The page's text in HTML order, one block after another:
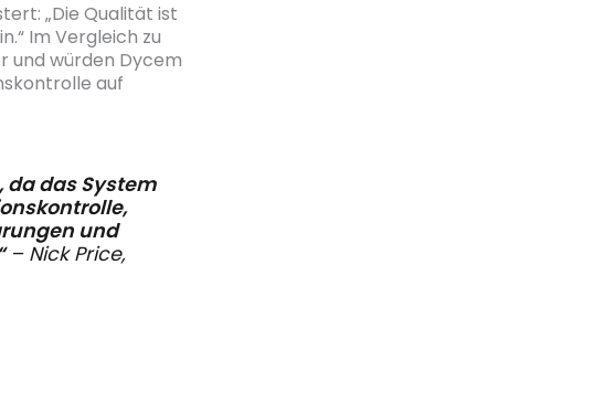
„Die Qualität ist
Im Vergleich zu
und würden Dycem
auf
da das System
und
– Nick Price,